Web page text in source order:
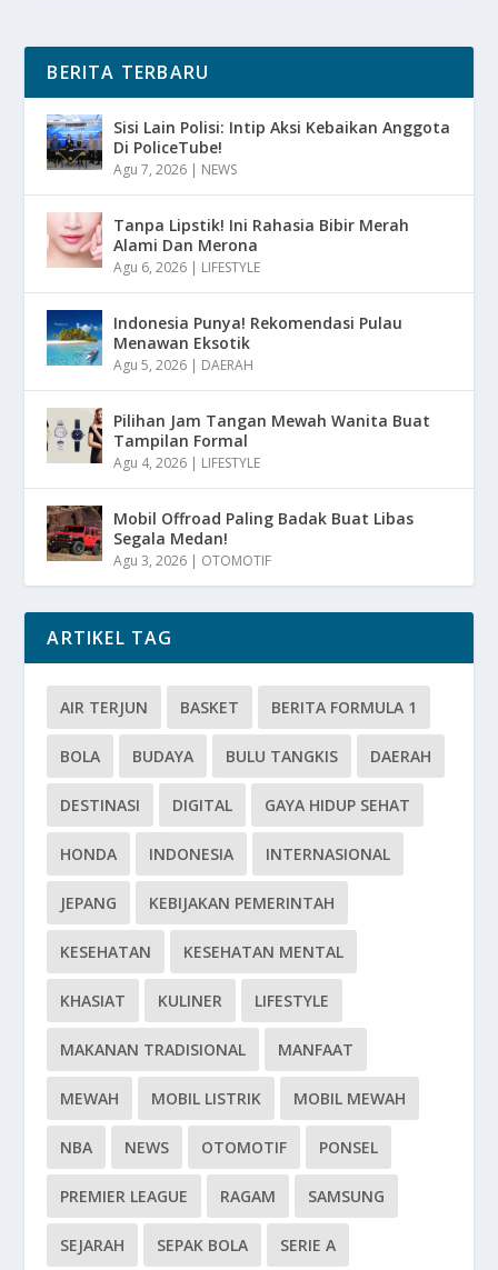
BERITA TERBARU
Sisi Lain Polisi: Intip Aksi Kebaikan Anggota
Di PoliceTube!
Agu 7, 2026 | NEWS
Tanpa Lipstik! Ini Rahasia Bibir Merah
Alami Dan Merona
Agu 6, 2026 | LIFESTYLE
Indonesia Punya! Rekomendasi Pulau
Menawan Eksotik
Agu 5, 2026 | DAERAH
Pilihan Jam Tangan Mewah Wanita Buat
Tampilan Formal
Agu 4, 2026 | LIFESTYLE
Mobil Offroad Paling Badak Buat Libas
Segala Medan!
Agu 3, 2026 | OTOMOTIF
ARTIKEL TAG
AIR TERJUN BASKET BERITA FORMULA 1
BOLA BUDAYA BULU TANGKIS DAERAH
DESTINASI DIGITAL GAYA HIDUP SEHAT
HONDA INDONESIA INTERNASIONAL
JEPANG KEBIJAKAN PEMERINTAH
KESEHATAN KESEHATAN MENTAL
KHASIAT KULINER LIFESTYLE
MAKANAN TRADISIONAL MANFAAT
MEWAH MOBIL LISTRIK MOBIL MEWAH
NBA NEWS OTOMOTIF PONSEL
PREMIER LEAGUE RAGAM SAMSUNG
SEJARAH SEPAK BOLA SERIE A